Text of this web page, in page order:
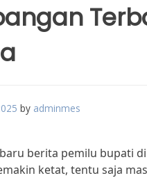
by adminmes
berita pemilu bupati
ketat, tentu saja